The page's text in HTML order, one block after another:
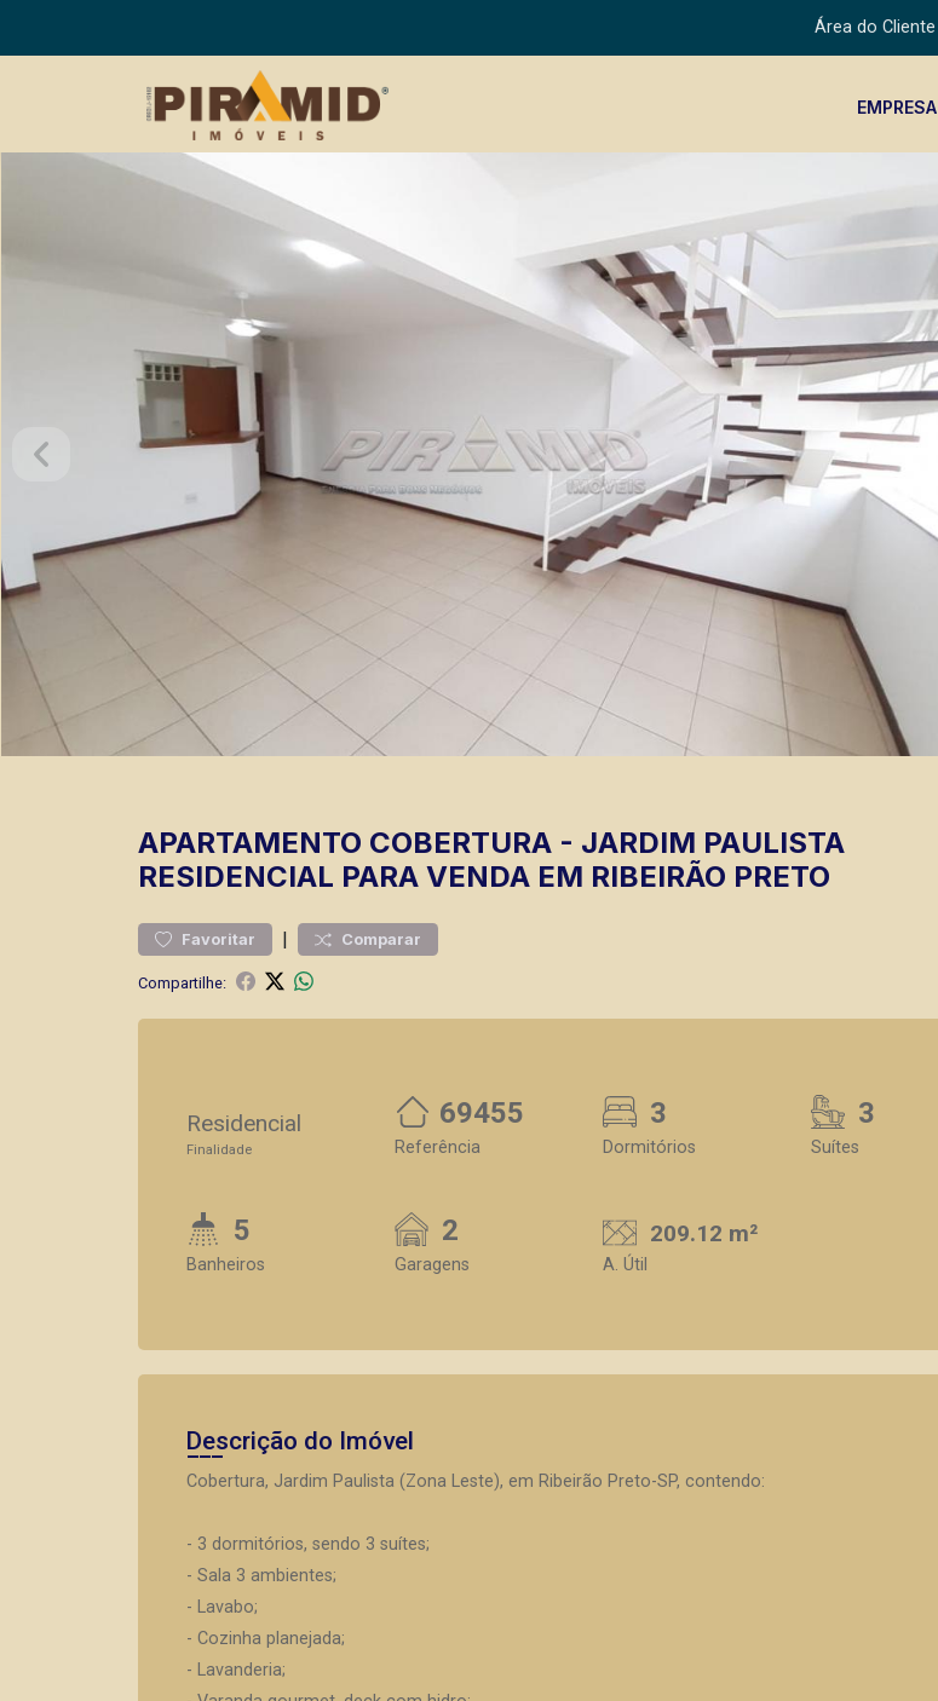
Área do Cliente
EMPRESA
APARTAMENTO COBERTURA - JARDIM PAULISTA
RESIDENCIAL PARA VENDA EM RIBEIRÃO PRETO
Favoritar | Comparar
Compartilhe:
Residencial
Finalidade
69455
Referência
3
Dormitórios
3
Suítes
5
Banheiros
2
Garagens
209.12 m²
A. Útil
Descrição do Imóvel
Cobertura, Jardim Paulista (Zona Leste), em Ribeirão Preto-SP, contendo:
- 3 dormitórios, sendo 3 suítes;
- Sala 3 ambientes;
- Lavabo;
- Cozinha planejada;
- Lavanderia;